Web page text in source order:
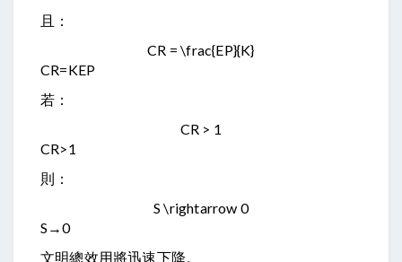
且：
CR = \frac{EP}{K}
CR=KEP
若：
CR > 1
CR>1
則：
S \rightarrow 0
S →0
文明總效用將迅速下降。